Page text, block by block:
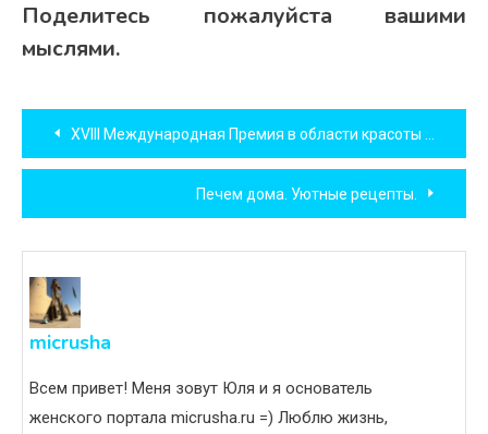
Поделитесь пожалуйста вашими
мыслями.
Навигация
по
записям
XVIII Международная Премия в области красоты и здоровья «Грация»
Печем дома. Уютные рецепты.
micrusha
Всем привет! Меня зовут Юля и я основатель
женского портала micrusha.ru =) Люблю жизнь,